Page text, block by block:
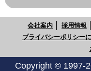
会社案内 採用情報
プライバシーポリシー
Copyright © 1997-